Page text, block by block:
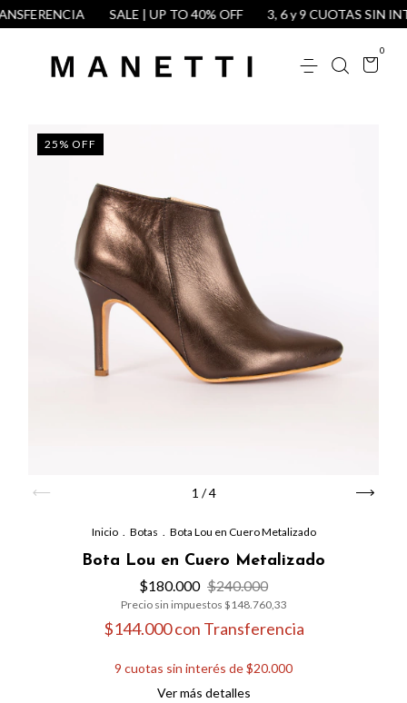
SALE | UP TO 40% OFF 3, 6 y 9 CUOTAS SIN
0
25 % OFF
1 /4
Inicio Botas Bota Lou en Cuero Metalizado
Bota Lou en Cuero Metalizado
$180.000 $240.000
Precio sin impuestos $148.760,33
$144.000con Transferencia
9 cuotas sin interés de$20.000
Ver más detalles